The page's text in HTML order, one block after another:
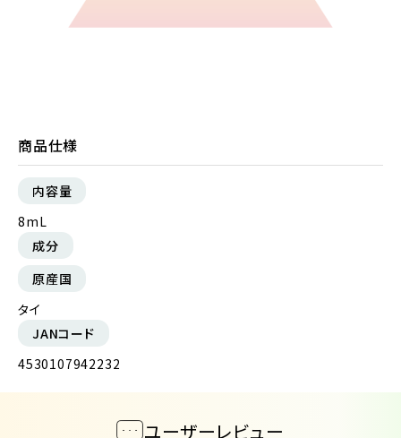
商品仕様
内容量
8mL
成分
原産国
タイ
JANコード
4530107942232
ユーザーレビュー